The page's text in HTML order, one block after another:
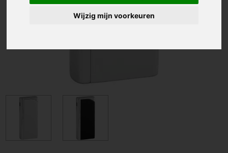
Wijzig mijn voorkeuren